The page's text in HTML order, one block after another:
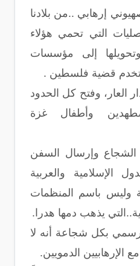
إرهابي ..من بلادنا
التي تحمي هؤلاء
وتحويلها إلى مؤسسات
قضية فلسطين .
العار، وفتح كل الحدود
وأطفال غزة
الشجاع وإرسال السفن
الإسلامية والعربية
وليس باسم المنظمات
يذهب دمها هدرا.
بكل شجاعة أنه لا
الإرهابيين الدمويين.